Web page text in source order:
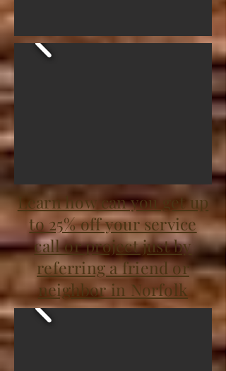
Learn how can you get up
to 25% off your service
call or project just by
referring a friend or
neighbor in Norfolk